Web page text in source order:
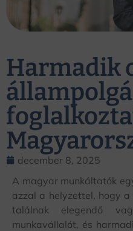
Harmadik
december 8, 2025
A magyar munkáltatók
azzal a helyzettel, hogy
találnak elegendő
munkavállalót, és